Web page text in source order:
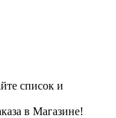
список и
в Магазине!